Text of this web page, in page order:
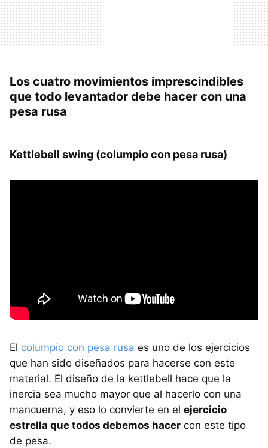
Los cuatro movimientos imprescindibles
que todo levantador debe hacer con una
pesa rusa
Kettlebell swing (columpio con pesa rusa)
El columpio con pesa rusa es uno de los ejercicios
que han sido diseñados para hacerse con este
material. El diseño de la kettlebell hace que la
inercia sea mucho mayor que al hacerlo con una
mancuerna, y eso lo convierte en el ejercicio
estrella que todos debemos hacer con este tipo
de pesa.